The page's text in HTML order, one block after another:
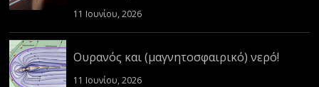
11 Ιουνίου, 2026
Ουρανός και (μαγνητοσφαιρικό) νερό!
11 Ιουνίου, 2026